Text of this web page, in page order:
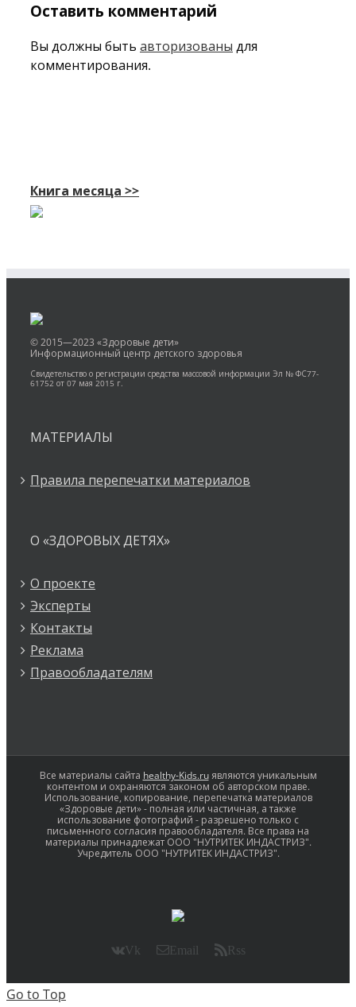
Оставить комментарий
Вы должны быть авторизованы для
комментирования.
Книга месяца >>
© 2015—2023 «Здоровые дети»
Информационный центр детского здоровья
Свидетельство о регистрации средства массовой информации Эл № ФС77-
61752 от 07 мая 2015 г.
МАТЕРИАЛЫ
Правила перепечатки материалов
О «ЗДОРОВЫХ ДЕТЯХ»
О проекте
Эксперты
Контакты
Реклама
Правообладателям
Все материалы сайта healthy-Kids.ruявляются уникальным
контентом и охраняются законом об авторском праве.
Использование, копирование, перепечатка материалов
«Здоровые дети» - полная или частичная, а также
использование фотографий - разрешено только с
письменного согласия правообладателя. Все права на
материалы принадлежат ООО "НУТРИТЕК ИНДАСТРИЗ".
Учредитель ООО "НУТРИТЕК ИНДАСТРИЗ".
Vk Email Rss
Go to Top